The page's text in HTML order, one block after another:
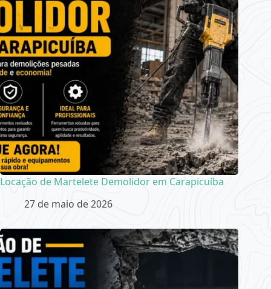
Locação de Martelete Demolidor em Carapicuíba
27 de maio de 2026